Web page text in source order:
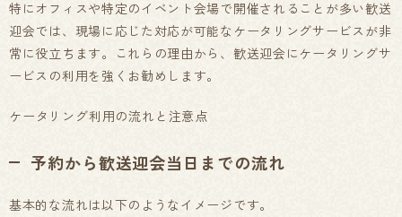
特にオフィスや特定のイベント会場で開催されることが多い歓送
迎会では、現場に応じた対応が可能なケータリングサービスが非
常に役立ちます。これらの理由から、歓送迎会にケータリングサ
ービスの利用を強くお勧めします。
ケータリング利用の流れと注意点
予約から歓送迎会当日までの流れ
基本的な流れは以下のようなイメージです。